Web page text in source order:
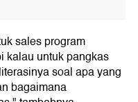
sales program
kalau untuk pangkas
soal apa yang
bagaimana